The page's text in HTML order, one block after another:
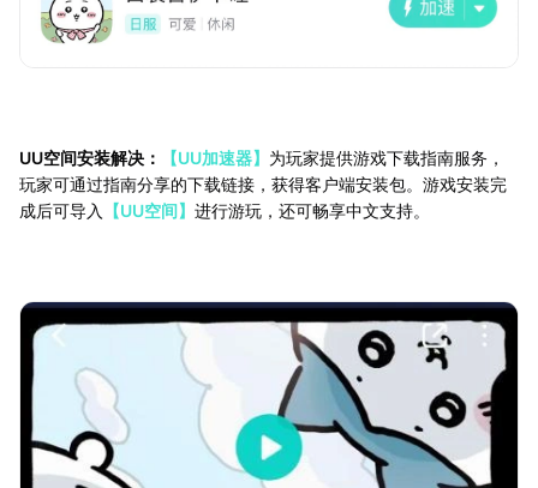
UU空间安装解决： 【UU加速器】 为玩家提供游戏下载指南服务，
玩家可通过指南分享的下载链接，获得客户端安装包。游戏安装完
成后可导入
【UU空间】 进行游玩，还可畅享中文支持。